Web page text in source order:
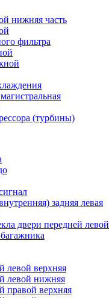
нижняя часть
фильтра
(турбины)
задняя левая
двери передней левой
левой верхняя
левой нижняя
правой верхняя